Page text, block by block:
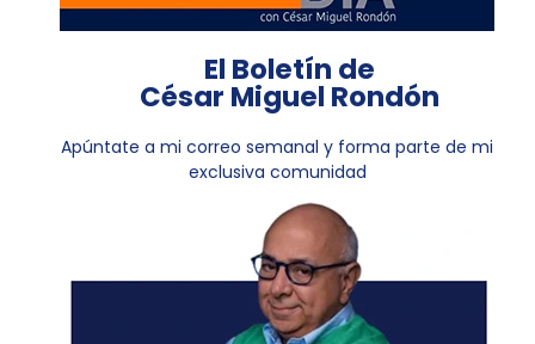
El Boletín de
César Miguel Rondón
Apúntate a mi correo semanal y forma parte de mi
exclusiva comunidad